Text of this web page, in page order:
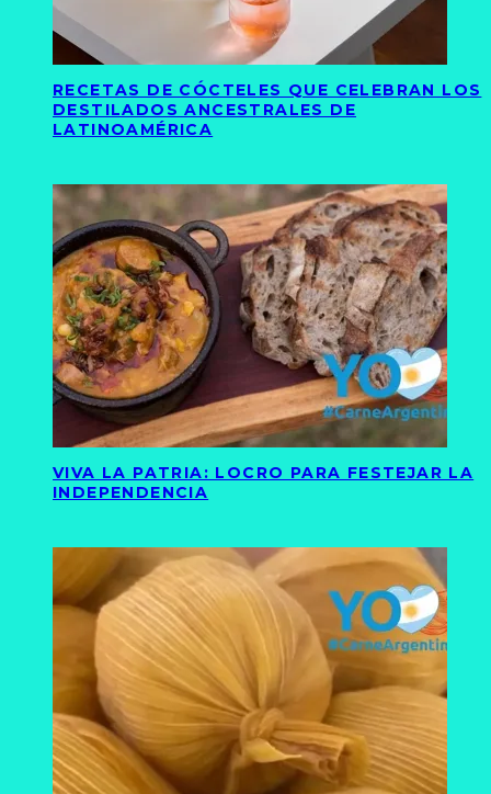
RECETAS DE CÓCTELES QUE CELEBRAN LOS
DESTILADOS ANCESTRALES DE
LATINOAMÉRICA
VIVA LA PATRIA: LOCRO PARA FESTEJAR LA
INDEPENDENCIA